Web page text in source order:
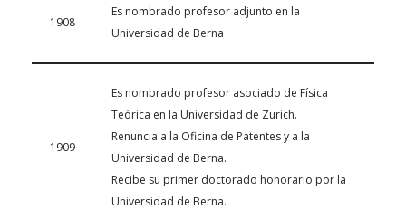
1908
Es nombrado profesor adjunto en la
Universidad de Berna
1909
Es nombrado profesor asociado de Física
Teórica en la Universidad de Zurich.
Renuncia a la Oficina de Patentes y a la
Universidad de Berna.
Recibe su primer doctorado honorario por la
Universidad de Berna.